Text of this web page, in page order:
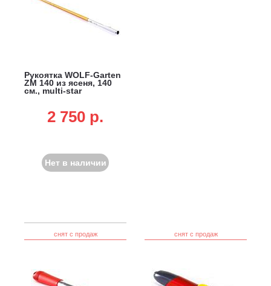
Рукоятка WOLF-Garten
ZM 140 из ясеня, 140
см., multi-star
2 750 p.
Нет в наличии
снят с продаж снят с продаж